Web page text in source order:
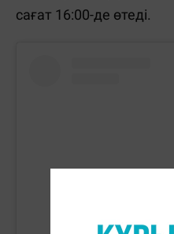
сағат 16:00-де өтеді.